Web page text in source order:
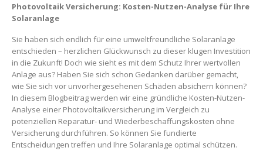
Schutz
Solaranlage!
Photovoltaik Versicherung: Kosten-Nutzen-Analyse für Ihre
Solaranlage
Sie haben sich endlich für eine umweltfreundliche Solaranlage
entschieden – herzlichen Glückwunsch zu dieser klugen Investition
in die Zukunft! Doch wie sieht es mit dem Schutz Ihrer wertvollen
Anlage aus? Haben Sie sich schon Gedanken darüber gemacht,
wie Sie sich vor unvorhergesehenen Schäden absichern können?
In diesem Blogbeitrag werden wir eine gründliche Kosten-Nutzen-
Analyse einer Photovoltaikversicherung im Vergleich zu
potenziellen Reparatur- und Wiederbeschaffungskosten ohne
Versicherung durchführen. So können Sie fundierte
Entscheidungen treffen und Ihre Solaranlage optimal schützen.